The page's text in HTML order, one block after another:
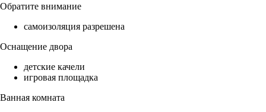
Обратите внимание
самоизоляция разрешена
Оснащение двора
детские качели
игровая площадка
Ванная комната